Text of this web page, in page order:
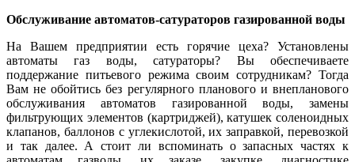
Обслуживание автоматов-сатураторов газированной воды
На Вашем предприятии есть горячие цеха? Установлены
автоматы газ воды, сатураторы? Вы обеспечиваете
поддержание питьевого режима своим сотрудникам? Тогда
Вам не обойтись без регулярного планового и внепланового
обслуживания автоматов газированной воды, замены
фильтрующих элементов (картриджей), катушек соленоидных
клапанов, баллонов с углекислотой, их заправкой, перевозкой
и так далее. А стоит ли вспоминать о запасных частях к